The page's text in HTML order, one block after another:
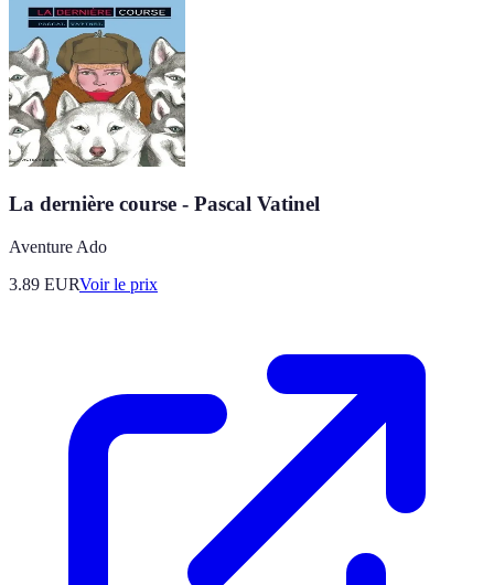
La dernière course - Pascal Vatinel
Aventure Ado
3.89 EURVoir le prix